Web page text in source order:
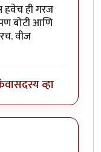
ही गरज
बोटी आणि
वीज
सदस्य व्हा